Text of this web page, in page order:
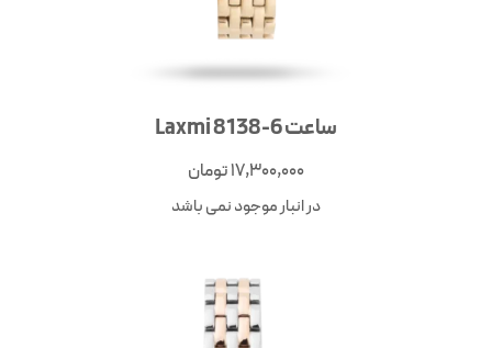
ساعت Laxmi 8138-6
17,300,000تومان
در انبار موجود نمی باشد